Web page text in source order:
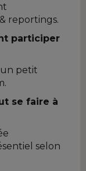
reportings.
participer
petit
se faire à
selon